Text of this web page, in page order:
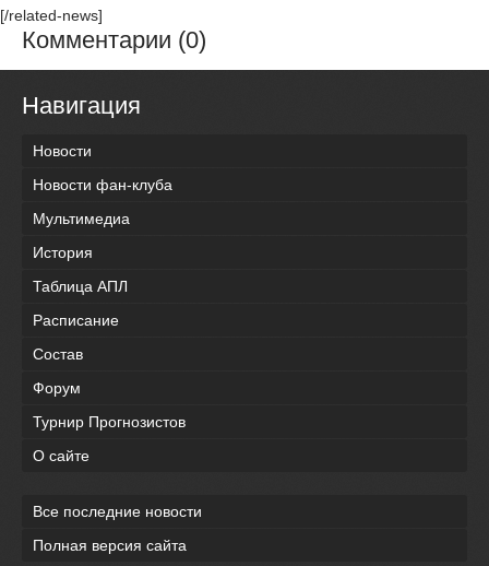
[/related-news]
Комментарии (0)
Навигация
Новости
Новости фан-клуба
Мультимедиа
История
Таблица АПЛ
Расписание
Состав
Форум
Турнир Прогнозистов
О сайте
Все последние новости
Полная версия сайта